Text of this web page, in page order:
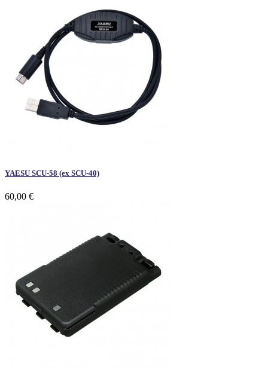
YAESU SCU-58 (ex SCU-40)
60,00 €